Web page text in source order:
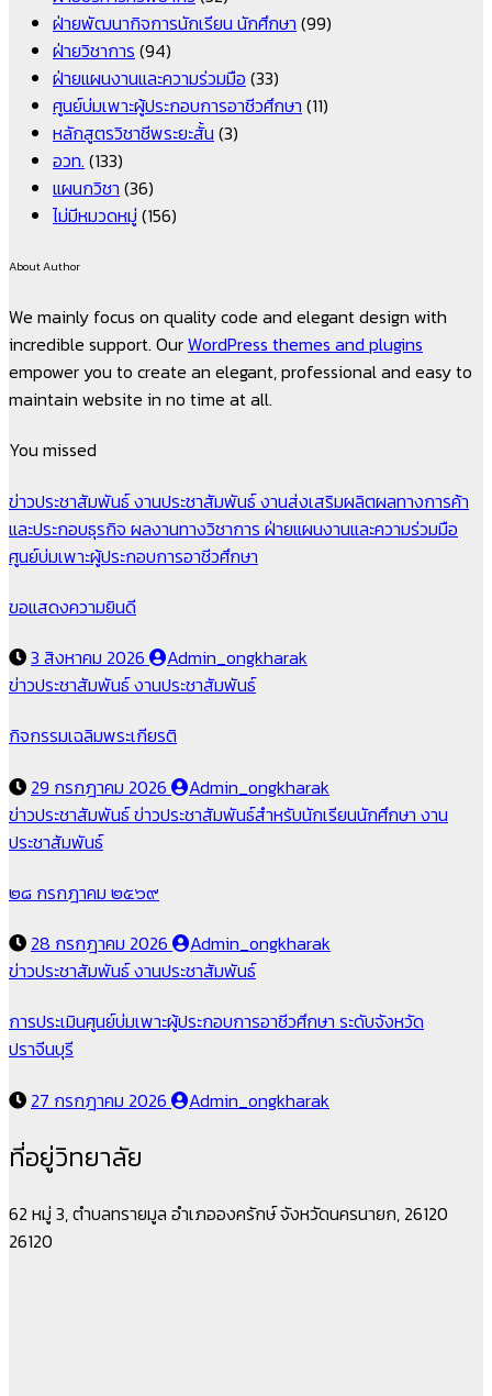
ฝ่ายพัฒนากิจการนักเรียน นักศึกษา (99)
ฝ่ายวิชาการ (94)
ฝ่ายแผนงานและความร่วมมือ (33)
ศูนย์บ่มเพาะผู้ประกอบการอาชีวศึกษา (11)
หลักสูตรวิชาชีพระยะสั้น (3)
อวท. (133)
แผนกวิชา (36)
ไม่มีหมวดหมู่ (156)
About Author
We mainly focus on quality code and elegant design with
incredible support. OurWordPress themes and plugins
empower you to create an elegant, professional and easy to
maintain website in no time at all.
You missed
ข่าวประชาสัมพันธ์งานประชาสัมพันธ์งานส่งเสริมผลิตผลทางการค้า
และประกอบธุรกิจ ผลงานทางวิชาการ ฝ่ายแผนงานและความร่วมมือ
ศูนย์บ่มเพาะผู้ประกอบการอาชีวศึกษา
ขอแสดงความยินดี
3 สิงหาคม 2026
Admin_ongkharak
ข่าวประชาสัมพันธ์งานประชาสัมพันธ์
กิจกรรมเฉลิมพระเกียรติ
29 กรกฎาคม 2026
Admin_ongkharak
ข่าวประชาสัมพันธ์ข่าวประชาสัมพันธ์สำหรับนักเรียนนักศึกษา งาน
ประชาสัมพันธ์
๒๘ กรกฎาคม ๒๕๖๙
28 กรกฎาคม 2026
Admin_ongkharak
ข่าวประชาสัมพันธ์งานประชาสัมพันธ์
การประเมินศูนย์บ่มเพาะผู้ประกอบการอาชีวศึกษา ระดับจังหวัด
ปราจีนบุรี
27 กรกฎาคม 2026
Admin_ongkharak
ที่อยู่วิทยาลัย
62 หมู่ 3, ตำบลทรายมูล อำเภอองครักษ์ จังหวัดนครนายก, 26120
26120